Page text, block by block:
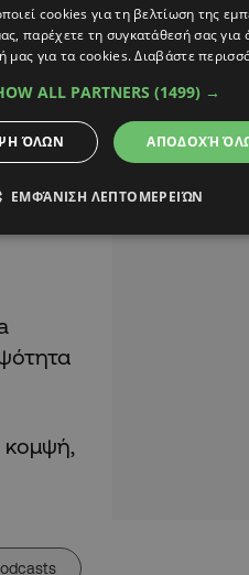
θα
πολύ
κομψή,
cookies για τη βελτίωση της
παρέχετε τη συγκατάθεσή σας
μας για τα cookies.Διαβάστε
ALL PARTNERS (1499) →
ΑΠΟΔΟΧΉ
ΌΛΩΝ
ΕΜΦΆΝΙΣΗ ΛΕΠΤΟΜΕΡΕΙΏΝ